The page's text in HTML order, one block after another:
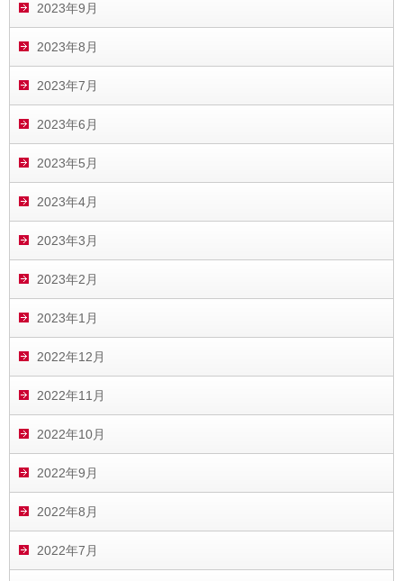
2023年9月
2023年8月
2023年7月
2023年6月
2023年5月
2023年4月
2023年3月
2023年2月
2023年1月
2022年12月
2022年11月
2022年10月
2022年9月
2022年8月
2022年7月